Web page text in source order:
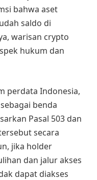
bahwa aset
saldo di
warisan crypto
hukum dan
perdata Indonesia,
benda
Pasal 503 dan
secara
jika holder
dan jalur akses
dapat diakses